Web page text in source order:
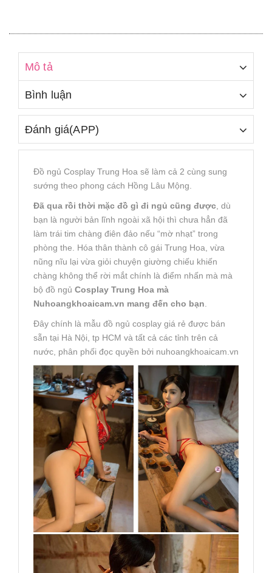
Mô tả
Bình luận
Đánh giá(APP)
Đồ ngủ Cosplay Trung Hoa sẽ làm cả 2 cùng sung
sướng theo phong cách Hồng Lâu Mộng.
Đã qua rồi thời mặc đồ gì đi ngủ cũng được, dù
bạn là người bản lĩnh ngoài xã hội thì chưa hẳn đã
làm trái tim chàng điên đảo nếu “mờ nhạt” trong
phòng the. Hóa thân thành cô gái Trung Hoa, vừa
nũng nĩu lại vừa giỏi chuyện giường chiếu khiến
chàng không thể rời mắt chính là điểm nhấn mà mà
bộ đồ ngủ Cosplay Trung Hoa mà
Nuhoangkhoaicam.vn mang đến cho bạn.
Đây chính là mẫu đồ ngủ cosplay giá rẻ được bán
sẵn tại Hà Nội, tp HCM và tất cả các tỉnh trên cả
nước, phân phối đọc quyền bởi nuhoangkhoaicam.vn